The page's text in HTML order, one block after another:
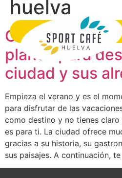
huelva
Guía de verano
planes para
ciudad y sus
Empieza el verano y es el
para disfrutar de las
como destino y no tienes
es para ti. La ciudad ofrece
gracias a su historia, su
sus paisajes. A continuación,